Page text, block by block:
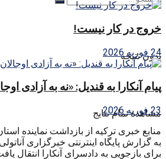
بدون نتیجه
مشاهده تمام نتایج
خروج در کار نیست!
24 فوریه 2026
پیام آنکارا به قندیل: «نه به آزادی
23 فوریه 2026
منابع خبری ترکیه از بازداشت نماینده
به گزارش پایگاه اینترنتی خبرگزاری
برای بازجویی به دادسرای آنکارا انتقال